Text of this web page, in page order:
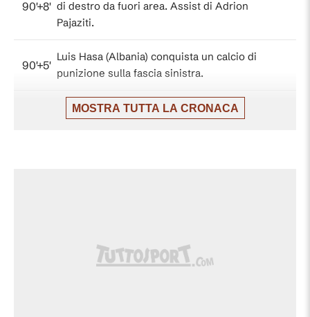
90'+8' di destro da fuori area. Assist di Adrion
Pajaziti.
90'+5'
Luis Hasa (Albania) conquista un calcio di
punizione sulla fascia sinistra.
Fallo di Guy Mizrahi (Israele).
tiro di destro da fuori area. Assist di
Nedim Bajrami.
MOSTRA TUTTA LA CRONACA